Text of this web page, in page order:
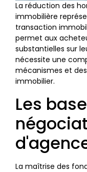
La réduction des
immobilière
transaction
permet aux
substantielles sur
nécessite une
mécanismes et
immobilier.
Les
La maîtrise des